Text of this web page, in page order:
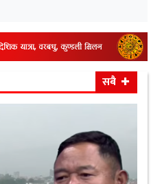
सबै